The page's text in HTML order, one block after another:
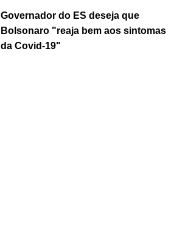
Governador do ES deseja que
Bolsonaro "reaja bem aos sintomas
da Covid-19"